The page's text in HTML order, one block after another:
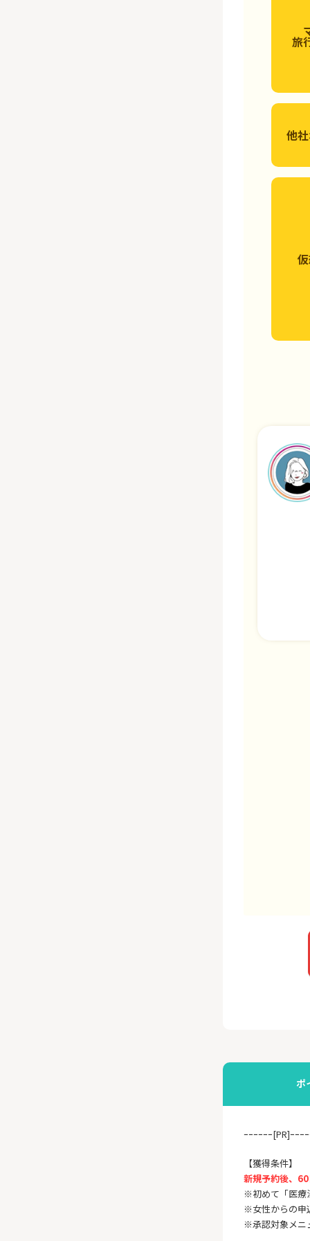
旅
他
ポ
ｰｰｰｰｰｰ[PR]ｰｰｰ
【獲得条件】
新規予約後、
※初めて「医療
※女性からの申
※承認対象メニ